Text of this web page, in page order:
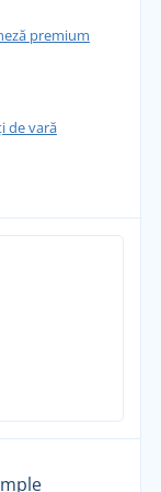
premium
de vară